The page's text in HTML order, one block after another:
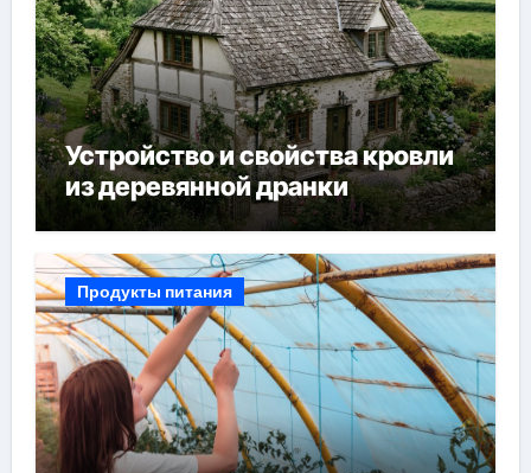
Устройство и свойства кровли
из деревянной дранки
Продукты питания